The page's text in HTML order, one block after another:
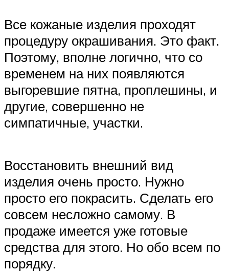
Все кожаные изделия проходят
процедуру окрашивания. Это факт.
Поэтому, вполне логично, что со
временем на них появляются
выгоревшие пятна, проплешины, и
другие, совершенно не
симпатичные, участки.
Восстановить внешний вид
изделия очень просто. Нужно
просто его покрасить. Сделать его
совсем несложно самому. В
продаже имеется уже готовые
средства для этого. Но обо всем по
порядку.